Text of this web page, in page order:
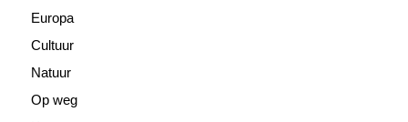
Europa
Cultuur
Natuur
Op weg